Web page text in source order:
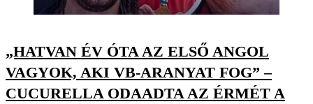
„HATVAN ÉV ÓTA AZ ELSŐ ANGOL
VAGYOK, AKI VB-ARANYAT FOG” –
CUCURELLA ODAADTA AZ ÉRMÉT A